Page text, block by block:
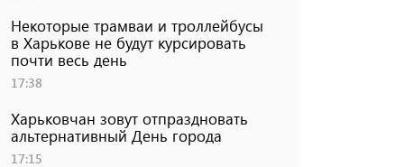
Некоторые трамваи и троллейбусы
в Харькове не будут курсировать
почти весь день
17:38
Харьковчан зовут отпраздновать
альтернативный День города
17:15